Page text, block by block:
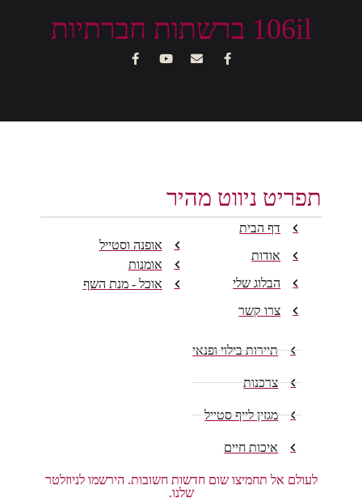
106il ברשתות חברתיות
תפריט ניווט מהיר
דף הבית
אודות
הבלוג שלי
צרו קשר
אופנה וסטייל
אומנות
אוכל - מנת השף
תיירות בילוי ופנאי
צרכנות
מגזין לייף סטייל
איכות חיים
לעולם אל תחמיצו שום חדשות חשובות. הירשמו לניוזלטר
שלנו.